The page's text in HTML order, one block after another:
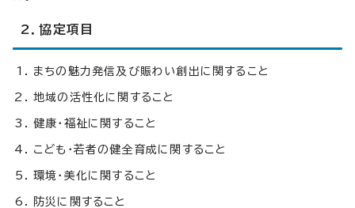
2．協定項目
まちの魅力発信及び賑わい創出に関すること
地域の活性化に関すること
健康・福祉に関すること
こども・若者の健全育成に関すること
環境・美化に関すること
防災に関すること